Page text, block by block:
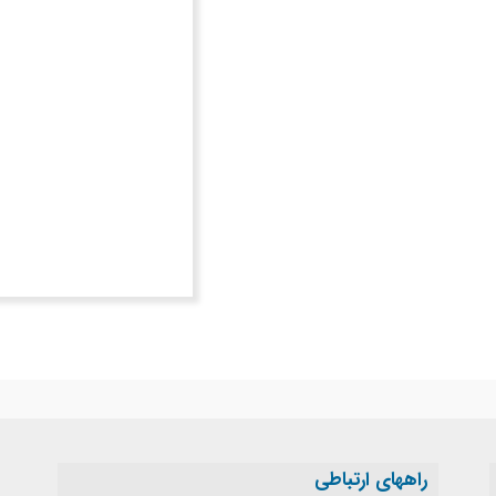
راههای ارتباطی